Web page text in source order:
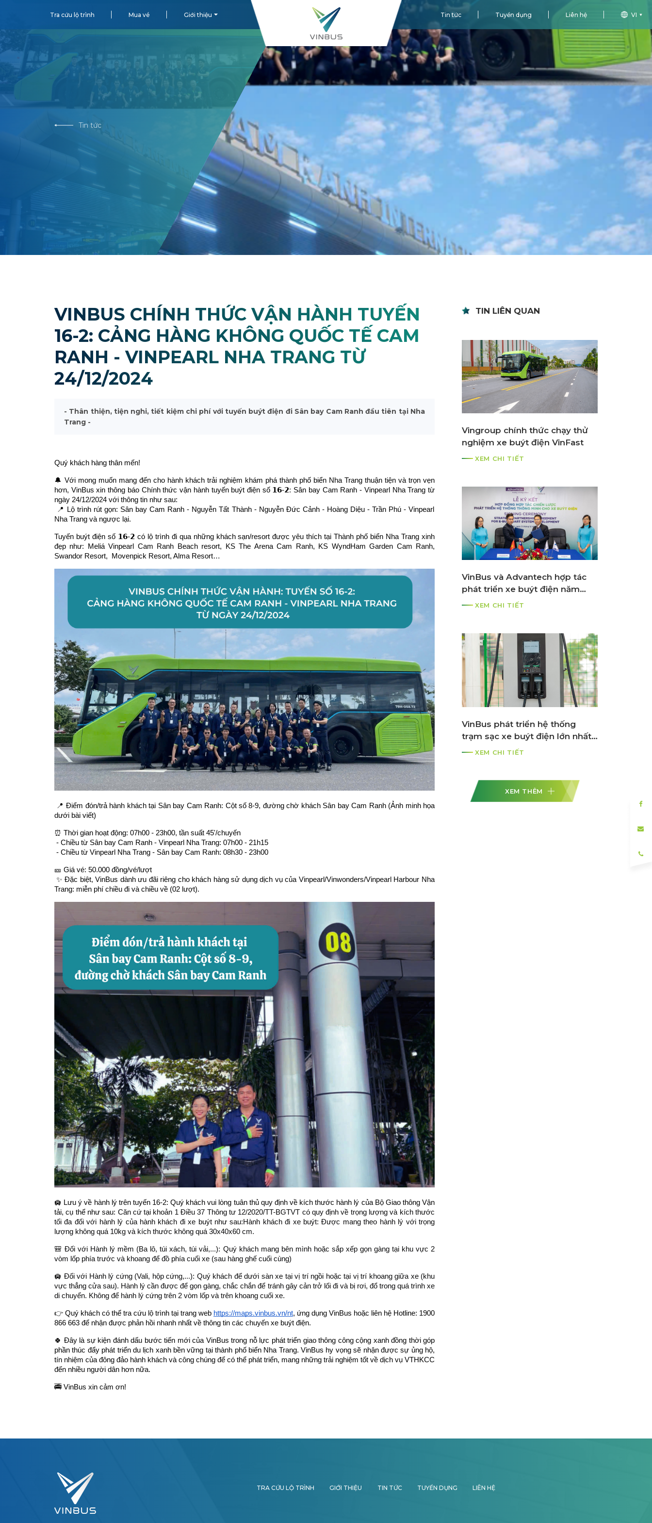
Tra cứu lộ trình Mua vé Giới thiệu Tin tức Tuyển dụng Liên hệ VI
Tin tức
VINBUS CHÍNH THỨC VẬN HÀNH TUYẾN
16-2: CẢNG HÀNG KHÔNG QUỐC TẾ CAM
RANH - VINPEARL NHA TRANG TỪ
24/12/2024
- Thân thiện, tiện nghi, tiết kiệm chi phí với tuyến buýt điện đi Sân bay Cam Ranh đầu tiên tại Nha
Trang -
Quý khách hàng thân mến!
🔔 Với mong muốn mang đến cho hành khách trải nghiệm khám phá thành phố biển Nha Trang thuận tiện và trọn vẹn
hơn, VinBus xin thông báo Chính thức vận hành tuyến buýt điện số 𝟭𝟲-𝟮: Sân bay Cam Ranh - Vinpearl Nha Trang từ
ngày 24/12/2024 với thông tin như sau:
Nha Trang và ngược lại.
Tuyến buýt điện số 𝟭𝟲-𝟮 có lộ trình đi qua những khách sạn/resort được yêu thích tại Thành phố biển Nha Trang xinh
đẹp như: Meliá Vinpearl Cam Ranh Beach resort, KS The Arena Cam Ranh, KS WyndHam Garden Cam Ranh,
Swandor Resort,  Movenpick Resort, Alma Resort…
📍 Điểm đón/trả hành khách tại Sân bay Cam Ranh: Cột số 8-9, đường chờ khách Sân bay Cam Ranh (Ảnh minh họa
dưới bài viết)
⏰ Thời gian hoạt động: 07h00 - 23h00, tần suất 45'/chuyến
- Chiều từ Sân bay Cam Ranh - Vinpearl Nha Trang: 07h00 - 21h15
- Chiều từ Vinpearl Nha Trang - Sân bay Cam Ranh: 08h30 - 23h00
🎫 Giá vé: 50.000 đồng/vé/lượt
✨ Đặc biệt, VinBus dành ưu đãi riêng cho khách hàng sử dụng dịch vụ của Vinpearl/Vinwonders/Vinpearl Harbour Nha
Trang: miễn phí chiều đi và chiều về (02 lượt).
🛄 Lưu ý về hành lý trên tuyến 16-2: Quý khách vui lòng tuân thủ quy định về kích thước hành lý của Bộ Giao thông Vận
tải, cụ thể như sau: Căn cứ tại khoản 1 Điều 37 Thông tư 12/2020/TT-BGTVT có quy định về trọng lượng và kích thước
tối đa đối với hành lý của hành khách đi xe buýt như sau:Hành khách đi xe buýt: Được mang theo hành lý với trọng
lượng không quá 10kg và kích thước không quá 30x40x60 cm.
🎒 Đối với Hành lý mềm (Ba lô, túi xách, túi vải,...): Quý khách mang bên mình hoặc sắp xếp gọn gàng tại khu vực 2
vòm lốp phía trước và khoang để đồ phía cuối xe (sau hàng ghế cuối cùng)
🛄 Đối với Hành lý cứng (Vali, hộp cứng,...): Quý khách để dưới sàn xe tại vị trí ngồi hoặc tại vị trí khoang giữa xe (khu
vực thẳng cửa sau). Hành lý cần được để gọn gàng, chắc chắn để tránh gây cản trở lối đi và bị rơi, đổ trong quá trình xe
di chuyển. Không để hành lý cứng trên 2 vòm lốp và trên khoang cuối xe.
👉 Quý khách có thể tra cứu lộ trình tại trang web https://maps.vinbus.vn/nt, ứng dụng VinBus hoặc liên hệ Hotline: 1900
866 663 để nhận được phản hồi nhanh nhất về thông tin các chuyến xe buýt điện.
🍀 Đây là sự kiện đánh dấu bước tiến mới của VinBus trong nỗ lực phát triển giao thông công cộng xanh đồng thời góp
phần thúc đẩy phát triển du lịch xanh bền vững tại thành phố biển Nha Trang. VinBus hy vọng sẽ nhận được sự ủng hộ,
tín nhiệm của đông đảo hành khách và công chúng để có thể phát triển, mang những trải nghiệm tốt về dịch vụ VTHKCC
đến nhiều người dân hơn nữa.
🚎 VinBus xin cảm ơn!
TIN LIÊN QUAN
Vingroup chính thức chạy thử
nghiệm xe buýt điện VinFast
XEM CHI TIẾT
VinBus và Advantech hợp tác
phát triển xe buýt điện năm
2021XEM CHI TIẾT
VinBus phát triển hệ thống
trạm sạc xe buýt điện lớn nhất
ASEAN
XEM CHI TIẾT
XEM THÊM
TRA CỨU LỘ TRÌNH GIỚI THIỆU TIN TỨC TUYỂN DỤNG LIÊN HỆ